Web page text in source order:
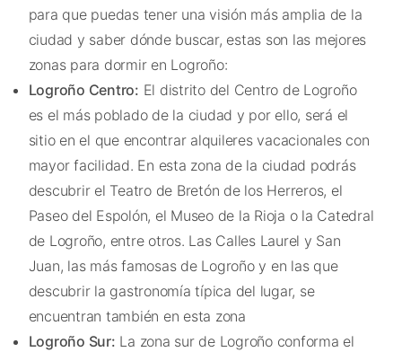
para que puedas tener una visión más amplia de la
ciudad y saber dónde buscar, estas son las mejores
zonas para dormir en Logroño:
Logroño Centro: El distrito del Centro de Logroño
es el más poblado de la ciudad y por ello, será el
sitio en el que encontrar alquileres vacacionales con
mayor facilidad. En esta zona de la ciudad podrás
descubrir el Teatro de Bretón de los Herreros, el
Paseo del Espolón, el Museo de la Rioja o la Catedral
de Logroño, entre otros. Las Calles Laurel y San
Juan, las más famosas de Logroño y en las que
descubrir la gastronomía típica del lugar, se
encuentran también en esta zona
Logroño Sur: La zona sur de Logroño conforma el